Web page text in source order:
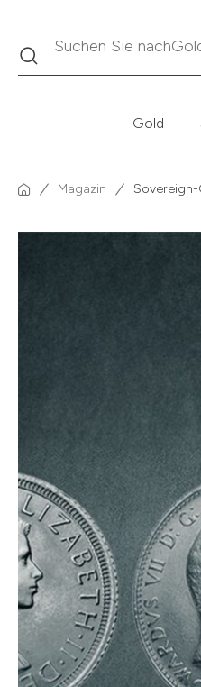
Suche Suchen Sie nach
Gold
Magazin